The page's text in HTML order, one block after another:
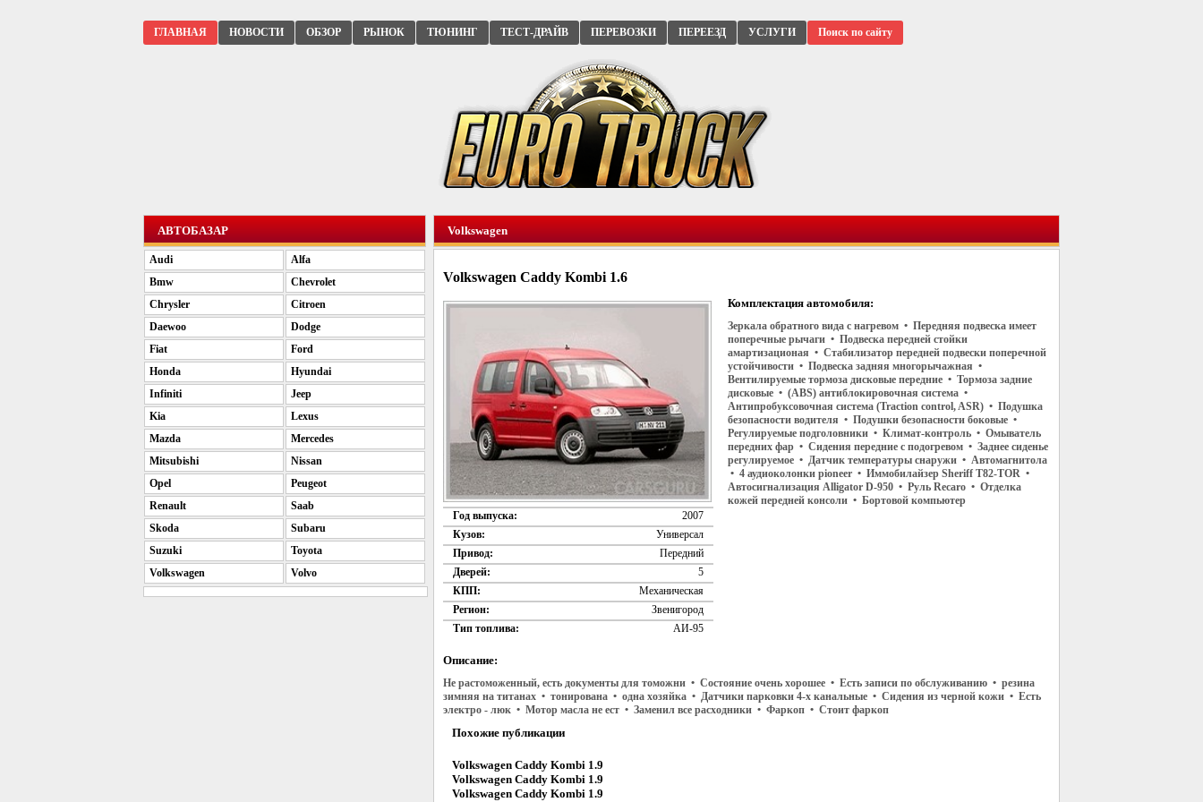
ГЛАВНАЯ НОВОСТИ ОБЗОР РЫНОК ТЮНИНГ ТЕСТ-ДРАЙВ ПЕРЕВОЗКИ ПЕРЕЕЗД УСЛУГИ Поиск по сайту
Volkswagen
Volkswagen Caddy Kombi 1.6
Год выпуска:
2007
Кузов:
Универсал
Привод:
Передний
Дверей:
5
КПП:
Механическая
Регион:
Звенигород
Тип топлива:
АИ-95
Комплектация автомобиля:
Зеркала обратного вида с нагревом • Передняя подвеска имеет
поперечные рычаги • Подвеска передней стойки
амартизационая • Стабилизатор передней подвески поперечной
устойчивости • Подвеска задняя многорычажная •
Вентилируемые тормоза дисковые передние • Тормоза задние
дисковые • (ABS) антиблокировочная система •
Антипробуксовочная система (Traction control, ASR) • Подушка
безопасности водителя • Подушки безопасности боковые •
Регулируемые подголовники • Климат-контроль • Омыватель
передних фар • Сидения передние с подогревом • Заднее сиденье
регулируемое • Датчик температуры снаружи • Автомагнитола
• 4 аудиоколонки pioneer • Иммобилайзер Sheriff T82-TOR •
Автосигнализация Alligator D-950 • Руль Recaro • Отделка
кожей передней консоли • Бортовой компьютер
Описание:
Не растоможенный, есть документы для томожни • Состояние очень хорошее • Есть записи по обслуживанию • резина
зимняя на титанах • тонирована • одна хозяйка • Датчики парковки 4-х канальные • Сидения из черной кожи • Есть
электро - люк • Мотор масла не ест • Заменил все расходники • Фаркоп • Стоит фаркоп
Похожие публикации
Volkswagen Caddy Kombi 1.9
Volkswagen Caddy Kombi 1.9
Volkswagen Caddy Kombi 1.9
АВТОБАЗАР
Audi
Alfa
Bmw
Chevrolet
Chrysler
Citroen
Daewoo
Dodge
Fiat
Ford
Honda
Hyundai
Infiniti
Jeep
Kia
Lexus
Mazda
Mercedes
Mitsubishi
Nissan
Opel
Peugeot
Renault
Saab
Skoda
Subaru
Suzuki
Toyota
Volkswagen
Volvo